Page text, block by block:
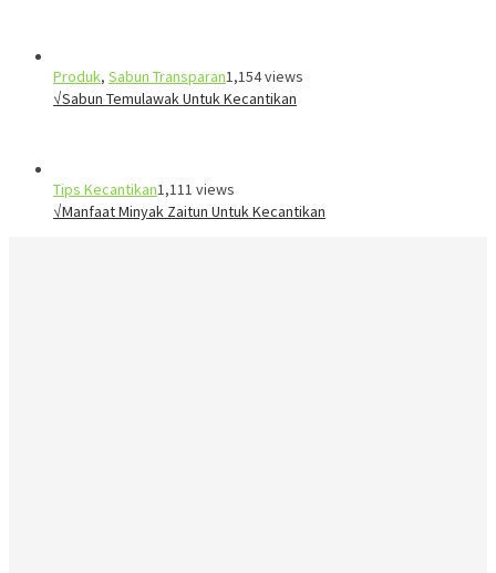
Produk, Sabun Transparan1,154 views
√Sabun Temulawak Untuk Kecantikan
Tips Kecantikan1,111 views
√Manfaat Minyak Zaitun Untuk Kecantikan